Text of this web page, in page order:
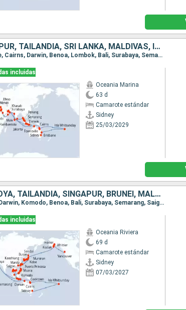
AUSTRALIA, INDONESIA, MALASIA, SINGAPUR, TAILANDIA, SRI LANKA, MALDIVAS, INDIA, OMAN, EMIRATOS ÁRABES UNIDOS, ARABIA SAUDÍ, EGIPTO, JORDANIA, CHIPRE, GRECIA, TURQUÍA
Itinerario : Sidney, Brisbane, Isla Whitsunday, Townsville, Cairns, Darwin, Benoa, Lombok, Bali, Surabaya, Semarang, Jakarta, Port Kelang, Singapur, Port Kelang, Penang, Phuket, Hambantota, Male, Mumbai, Khasab, Abu Dhabi, Dubai, Abu Dhabi, Salaalah, Djedda, Safaga, Sharm El Sheikh, Aqaba, Limassol, Rodas, Efeso, Mykonos, El Pireo Atenas
incluidas
Oceania Marina
63 d
Camarote estándar
Sidney
25/03/2029
AUSTRALIA, INDONESIA, VIETNAM, CAMBOYA, TAILANDIA, SINGAPUR, BRUNEI, MALASIA, FILIPINAS, TAIWÁN, CHINA, COREA DEL SUR, JAPÓN, ESTADOS UNIDOS, CANADÁ
Itinerario : Sidney, Isla Whitsunday, Cairns, Cooktown, Darwin, Komodo, Benoa, Bali, Surabaya, Semarang, Saigon, Cam Ranh, Sihanoukville, Laem Chabang, Ko Samui, Singapur, Muara, Kota Kinabalu, Puerto Princesa, Boracay, Manila, Kaoshiung, Hong Kong, Taipei, Busan, Nagasaki, Beppu, Kobe, Nagoya, Yokohama, Sendai, Miyako, Muroran, Kodiak, Homer, Whittier, Vancouver
incluidas
Oceania Riviera
69 d
Camarote estándar
Sidney
07/03/2027